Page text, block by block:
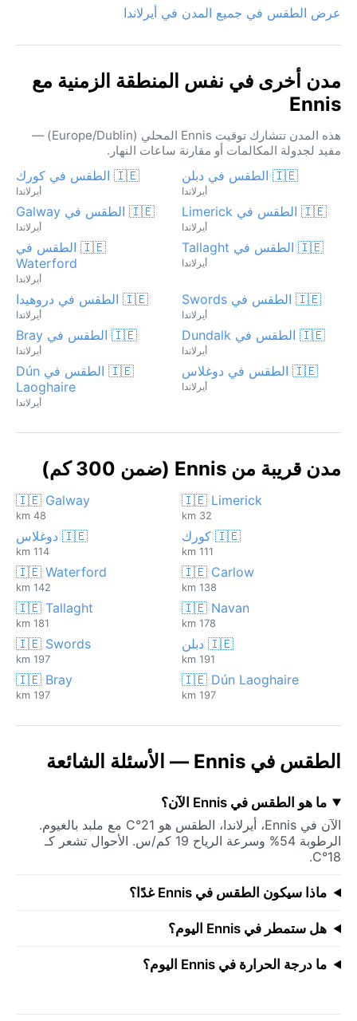
عرض الطقس في جميع المدن في أيرلاندا
مدن أخرى في نفس المنطقة الزمنية مع
Ennis
هذه المدن تتشارك توقيت Ennis المحلي (Europe/Dublin) —
مفيد لجدولة المكالمات أو مقارنة ساعات النهار.
🇮🇪 الطقس في دبلن
أيرلاندا
🇮🇪 الطقس في كورك
أيرلاندا
🇮🇪 الطقس في Limerick
أيرلاندا
🇮🇪 الطقس في Galway
أيرلاندا
🇮🇪 الطقس في Tallaght
أيرلاندا
🇮🇪 الطقس في
Waterford
أيرلاندا
🇮🇪 الطقس في Swords
أيرلاندا
🇮🇪 الطقس في دروهيدا
أيرلاندا
🇮🇪 الطقس في Dundalk
أيرلاندا
🇮🇪 الطقس في Bray
أيرلاندا
🇮🇪 الطقس في دوغلاس
أيرلاندا
🇮🇪 الطقس في Dún
Laoghaire
أيرلاندا
مدن قريبة من Ennis (ضمن 300 كم)
🇮🇪 Limerick
32 km
🇮🇪 Galway
48 km
🇮🇪 كورك
111 km
🇮🇪 دوغلاس
114 km
🇮🇪 Carlow
138 km
🇮🇪 Waterford
142 km
🇮🇪 Navan
178 km
🇮🇪 Tallaght
181 km
🇮🇪 دبلن
191 km
🇮🇪 Swords
197 km
🇮🇪 Dún Laoghaire
197 km
🇮🇪 Bray
197 km
الطقس في Ennis — الأسئلة الشائعة
ما هو الطقس في Ennis الآن؟
الآن في Ennis، أيرلاندا، الطقس هو 21°C مع ملبد بالغيوم.
الرطوبة 54% وسرعة الرياح 19 كم/س. الأحوال تشعر كـ
18°C.
ماذا سيكون الطقس في Ennis غدًا؟
هل ستمطر في Ennis اليوم؟
ما درجة الحرارة في Ennis اليوم؟